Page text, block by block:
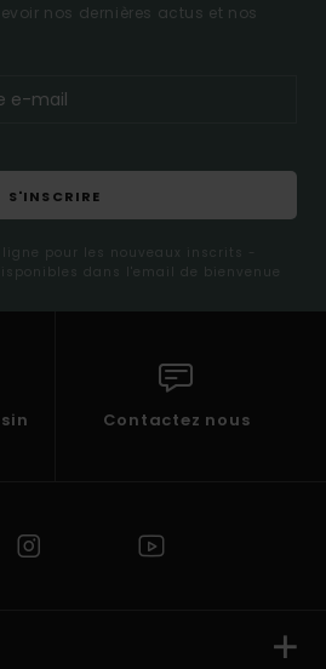
nos dernières actus et nos
S'INSCRIRE
pour les nouveaux inscrits -
dans l'email de bienvenue
Contactez nous